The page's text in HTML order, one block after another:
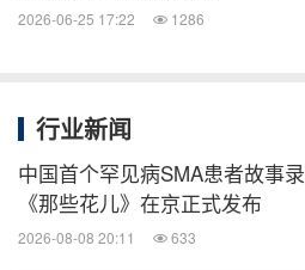
2026-06-25 17:22 1286
行业新闻
中国首个罕见病SMA患者故事录
《那些花儿》在京正式发布
2026-08-08 20:11 633